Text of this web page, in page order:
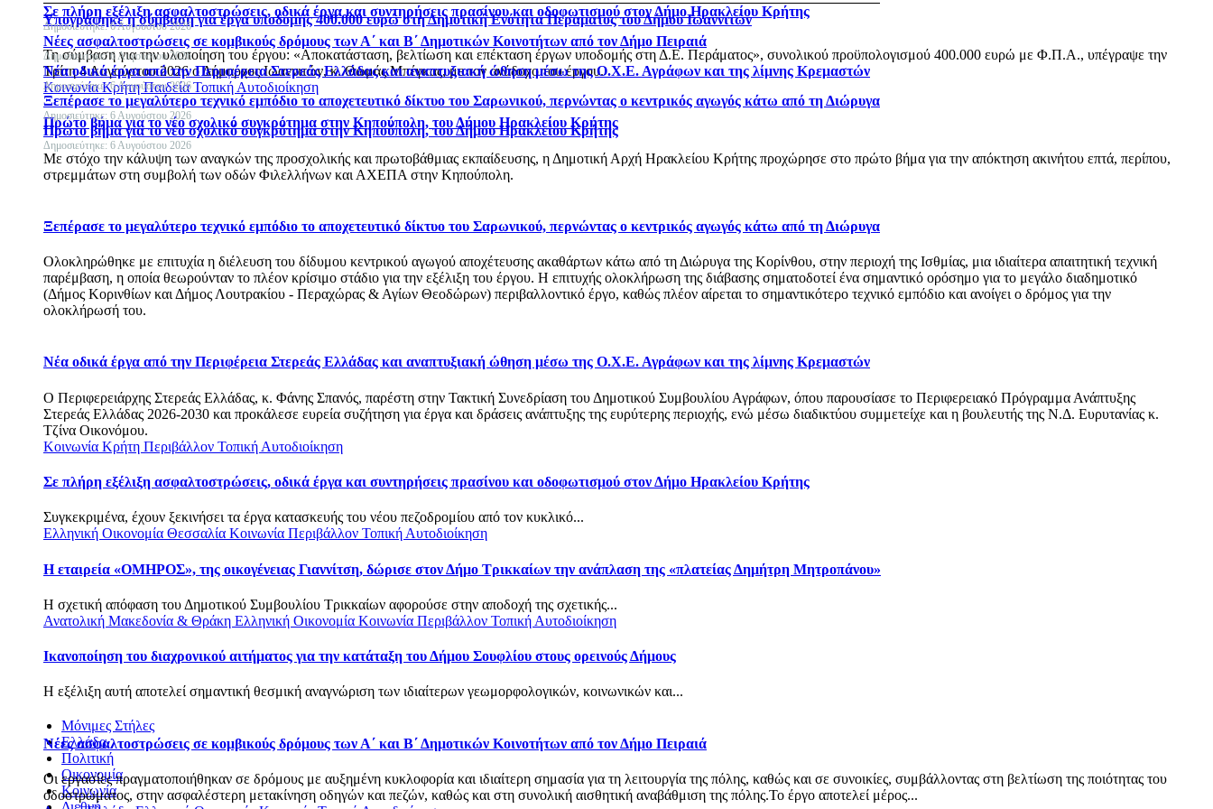
Υπογράφηκε η σύμβαση για έργα υποδομής 400.000 ευρώ στη Δημοτική Ενότητα Περάματος του Δήμου Ιωαννιτών
Τη σύμβαση για την υλοποίηση του έργου: «Αποκατάσταση, βελτίωση και επέκταση έργων υποδομής στη Δ.Ε. Περάματος», συνολικού προϋπολογισμού 400.000 ευρώ με Φ.Π.Α., υπέγραψε την
Τρίτη 4 Αυγούστου 2026 ο Δήμαρχος Ιωαννιτών, κ. Θωμάς Μπέγκας, με τον ανάδοχο του έργου.
ΚοινωνίαΚρήτηΠαιδείαΤοπική Αυτοδιοίκηση
Πρώτο βήμα για το νέο σχολικό συγκρότημα στην Κηπούπολη, του Δήμου Ηρακλείου Κρήτης
Με στόχο την κάλυψη των αναγκών της προσχολικής και πρωτοβάθμιας εκπαίδευσης, η Δημοτική Αρχή Ηρακλείου Κρήτης προχώρησε στο πρώτο βήμα για την απόκτηση ακινήτου επτά, περίπου,
στρεμμάτων στη συμβολή των οδών Φιλελλήνων και ΑΧΕΠΑ στην Κηπούπολη.
Ξεπέρασε το μεγαλύτερο τεχνικό εμπόδιο το αποχετευτικό δίκτυο του Σαρωνικού, περνώντας ο κεντρικός αγωγός κάτω από τη Διώρυγα
Ολοκληρώθηκε με επιτυχία η διέλευση του δίδυμου κεντρικού αγωγού αποχέτευσης ακαθάρτων κάτω από τη Διώρυγα της Κορίνθου, στην περιοχή της Ισθμίας, μια ιδιαίτερα απαιτητική τεχνική
παρέμβαση, η οποία θεωρούνταν το πλέον κρίσιμο στάδιο για την εξέλιξη του έργου. Η επιτυχής ολοκλήρωση της διάβασης σηματοδοτεί ένα σημαντικό ορόσημο για το μεγάλο διαδημοτικό
(Δήμος Κορινθίων και Δήμος Λουτρακίου - Περαχώρας & Αγίων Θεοδώρων) περιβαλλοντικό έργο, καθώς πλέον αίρεται το σημαντικότερο τεχνικό εμπόδιο και ανοίγει ο δρόμος για την
ολοκλήρωσή του.
Νέα οδικά έργα από την Περιφέρεια Στερεάς Ελλάδας και αναπτυξιακή ώθηση μέσω της Ο.Χ.Ε. Αγράφων και της λίμνης Κρεμαστών
Ο Περιφερειάρχης Στερεάς Ελλάδας, κ. Φάνης Σπανός, παρέστη στην Τακτική Συνεδρίαση του Δημοτικού Συμβουλίου Αγράφων, όπου παρουσίασε το Περιφερειακό Πρόγραμμα Ανάπτυξης
Στερεάς Ελλάδας 2026-2030 και προκάλεσε ευρεία συζήτηση για έργα και δράσεις ανάπτυξης της ευρύτερης περιοχής, ενώ μέσω διαδικτύου συμμετείχε και η βουλευτής της Ν.Δ. Ευρυτανίας κ.
Τζίνα Οικονόμου.
Κοινωνία Κρήτη Περιβάλλον Τοπική Αυτοδιοίκηση
Σε πλήρη εξέλιξη ασφαλτοστρώσεις, οδικά έργα και συντηρήσεις πρασίνου και οδοφωτισμού στον Δήμο Ηρακλείου Κρήτης
Συγκεκριμένα, έχουν ξεκινήσει τα έργα κατασκευής του νέου πεζοδρομίου από τον κυκλικό...
Ελληνική Οικονομία Θεσσαλία Κοινωνία Περιβάλλον Τοπική Αυτοδιοίκηση
Η εταιρεία «ΟΜΗΡΟΣ», της οικογένειας Γιαννίτση, δώρισε στον Δήμο Τρικκαίων την ανάπλαση της «πλατείας Δημήτρη Μητροπάνου»
Η σχετική απόφαση του Δημοτικού Συμβουλίου Τρικκαίων αφορούσε στην αποδοχή της σχετικής...
Ανατολική Μακεδονία & Θράκη Ελληνική Οικονομία Κοινωνία Περιβάλλον Τοπική Αυτοδιοίκηση
Ικανοποίηση του διαχρονικού αιτήματος για την κατάταξη του Δήμου Σουφλίου στους ορεινούς Δήμους
Η εξέλιξη αυτή αποτελεί σημαντική θεσμική αναγνώριση των ιδιαίτερων γεωμορφολογικών, κοινωνικών και...
Νέες ασφαλτοστρώσεις σε κομβικούς δρόμους των Α΄ και Β΄ Δημοτικών Κοινοτήτων από τον Δήμο Πειραιά
Οι εργασίες πραγματοποιήθηκαν σε δρόμους με αυξημένη κυκλοφορία και ιδιαίτερη σημασία για τη λειτουργία της πόλης, καθώς και σε συνοικίες, συμβάλλοντας στη βελτίωση της ποιότητας του
οδοστρώματος, στην ασφαλέστερη μετακίνηση οδηγών και πεζών, καθώς και στη συνολική αισθητική αναβάθμιση της πόλης.Το έργο αποτελεί μέρος...
Σε πλήρη εξέλιξη ασφαλτοστρώσεις, οδικά έργα και συντηρήσεις πρασίνου και οδοφωτισμού στον Δήμο Ηρακλείου Κρήτης
Δημοσιεύτηκε: 6 Αυγούστου 2026
Νέες ασφαλτοστρώσεις σε κομβικούς δρόμους των Α΄ και Β΄ Δημοτικών Κοινοτήτων από τον Δήμο Πειραιά
Δημοσιεύτηκε: 6 Αυγούστου 2026
Νέα οδικά έργα από την Περιφέρεια Στερεάς Ελλάδας και αναπτυξιακή ώθηση μέσω της Ο.Χ.Ε. Αγράφων και της λίμνης Κρεμαστών
Δημοσιεύτηκε: 6 Αυγούστου 2026
Ξεπέρασε το μεγαλύτερο τεχνικό εμπόδιο το αποχετευτικό δίκτυο του Σαρωνικού, περνώντας ο κεντρικός αγωγός κάτω από τη Διώρυγα
Δημοσιεύτηκε: 6 Αυγούστου 2026
Πρώτο βήμα για το νέο σχολικό συγκρότημα στην Κηπούπολη, του Δήμου Ηρακλείου Κρήτης
Δημοσιεύτηκε: 6 Αυγούστου 2026
Μόνιμες Στήλες
Ελλάδα
Πολιτική
Οικονομία
Κοινωνία